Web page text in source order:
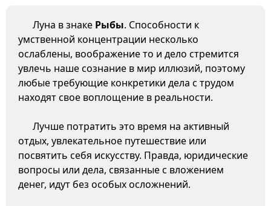
Луна в знаке Рыбы. Способности к
умственной концентрации несколько
ослаблены, воображение то и дело стремится
увлечь наше сознание в мир иллюзий, поэтому
любые требующие конкретики дела с трудом
находят свое воплощение в реальности.
Лучше потратить это время на активный
отдых, увлекательное путешествие или
посвятить себя искусству. Правда, юридические
вопросы или дела, связанные с вложением
денег, идут без особых осложнений.